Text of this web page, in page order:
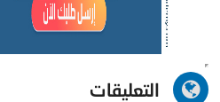
التعليقات